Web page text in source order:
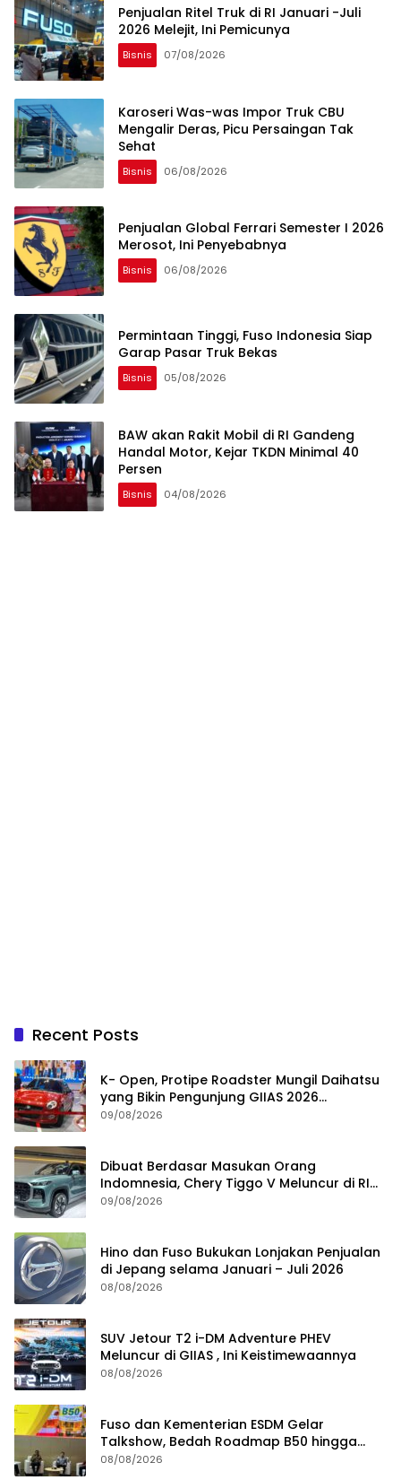
Penjualan Ritel Truk di RI Januari -Juli
2026 Melejit, Ini Pemicunya
Bisnis 07/08/2026
Karoseri Was-was Impor Truk CBU
Mengalir Deras, Picu Persaingan Tak
Sehat
Bisnis 06/08/2026
Penjualan Global Ferrari Semester I 2026
Merosot, Ini Penyebabnya
Bisnis 06/08/2026
Permintaan Tinggi, Fuso Indonesia Siap
Garap Pasar Truk Bekas
Bisnis 05/08/2026
BAW akan Rakit Mobil di RI Gandeng
Handal Motor, Kejar TKDN Minimal 40
Persen
Bisnis 04/08/2026
Recent Posts
K- Open, Protipe Roadster Mungil Daihatsu
yang Bikin Pengunjung GIIAS 2026
Penasaran
09/08/2026
Dibuat Berdasar Masukan Orang
Indomnesia, Chery Tiggo V Meluncur di RI
Kuartal IV Tahun Ini
09/08/2026
Hino dan Fuso Bukukan Lonjakan Penjualan
di Jepang selama Januari – Juli 2026
08/08/2026
SUV Jetour T2 i-DM Adventure PHEV
Meluncur di GIIAS , Ini Keistimewaannya
08/08/2026
Fuso dan Kementerian ESDM Gelar
Talkshow, Bedah Roadmap B50 hingga
Dampaknya
08/08/2026